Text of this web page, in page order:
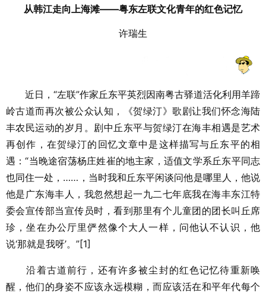
从韩江走向上海滩——粤东左联文化青年的红色记忆
许瑞生
近日，“左联”作家丘东平英烈因南粤古驿道活化利用羊蹄
岭古道而再次被公众认知，《贺绿汀》歌剧让我们怀念海陆
丰农民运动的岁月。剧中丘东平与贺绿汀在海丰相遇是艺术
再创作，在贺绿汀的回忆文章中是这样描写与丘东平的相
遇：“当晚途宿荡杨庄姓崔的地主家，适值文学系丘东平同志
也同住一处，……，当时我和丘东平闲谈问他是哪里人，他说
他是广东海丰人，我忽然想起一九二七年底我在海丰东江特
委会宣传部当宣传员时，看到那里有个儿童团的团长叫丘席
珍，坐在办公厅里俨然像个大人一样，问他认不认识，他
说‘那就是我呀’。”[1]
沿着古道前行，还有许多被尘封的红色记忆待重新唤
醒，他们的身姿不应该永远模糊，而应该活在和平年代每个